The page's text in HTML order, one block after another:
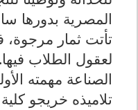
المصرية بدورها
تأتت ثمار مرجوة،
لعقول الطلاب
الصناعة مهمته
تلاميذه خريجو